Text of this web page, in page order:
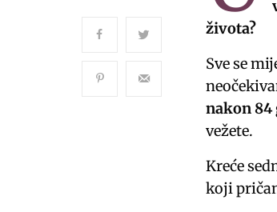
života?
Sve se
nakon 84
vežete.
Kreće
koji